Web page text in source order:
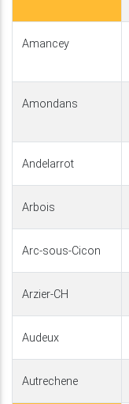
Amancey
Amondans
Andelarrot
Arbois
Arc-sous-Cicon
Arzier-CH
Audeux
Autrechene